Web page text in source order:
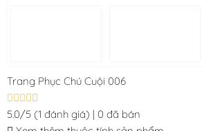
Trang Phục Chú Cuội 006
5.0/5 (1 đánh giá) | 0 đã bán